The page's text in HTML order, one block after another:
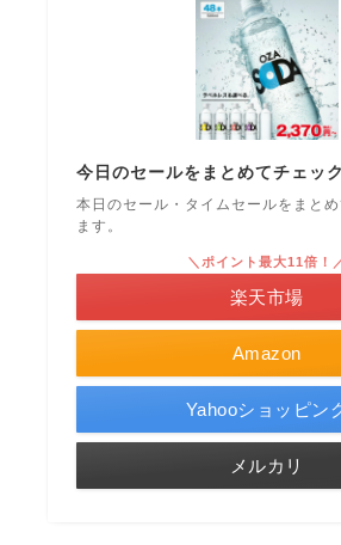
今日のセールをまとめてチェック
本日のセール・タイムセールをまと
ます。
Amazon
＼ポイント最大11倍！
楽天市場
Yahooショッピン
メルカリ